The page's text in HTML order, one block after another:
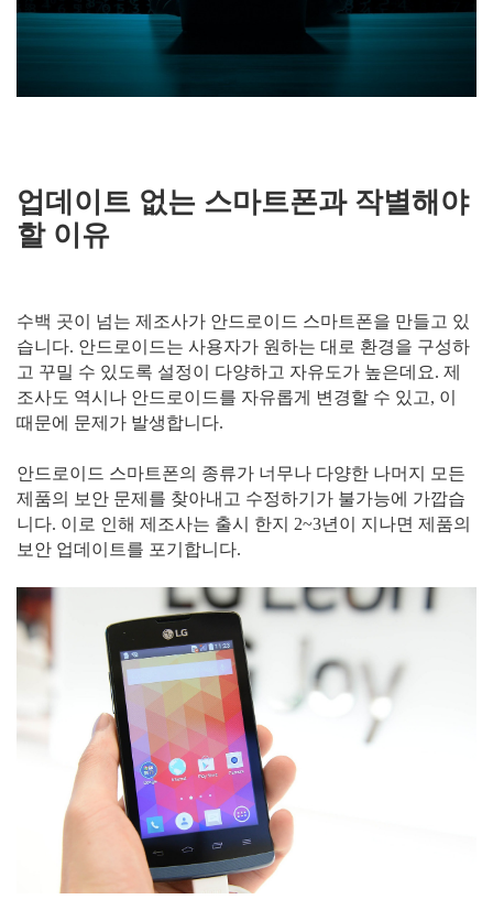
업데이트 없는 스마트폰과 작별해야
할 이유
수백 곳이 넘는 제조사가 안드로이드 스마트폰을 만들고 있
습니다. 안드로이드는 사용자가 원하는 대로 환경을 구성하
고 꾸밀 수 있도록 설정이 다양하고 자유도가 높은데요. 제
조사도 역시나 안드로이드를 자유롭게 변경할 수 있고, 이
때문에 문제가 발생합니다.
안드로이드 스마트폰의 종류가 너무나 다양한 나머지 모든
제품의 보안 문제를 찾아내고 수정하기가 불가능에 가깝습
니다. 이로 인해 제조사는 출시 한지 2~3년이 지나면 제품의
보안 업데이트를 포기합니다.